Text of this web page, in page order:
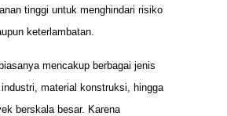
tinggi untuk menghindari risiko
keterlambatan.
mencakup berbagai jenis
material konstruksi, hingga
berskala besar. Karena